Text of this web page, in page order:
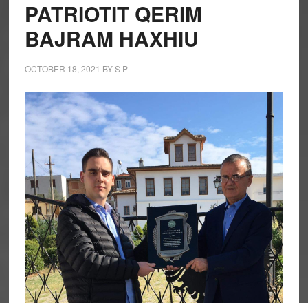
PATRIOTIT QERIM
BAJRAM HAXHIU
OCTOBER 18, 2021 BYS P